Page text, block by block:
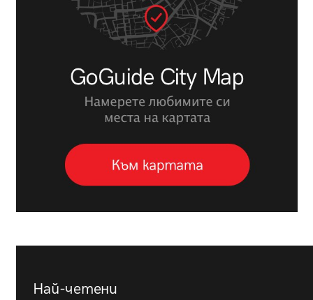
Най-четени